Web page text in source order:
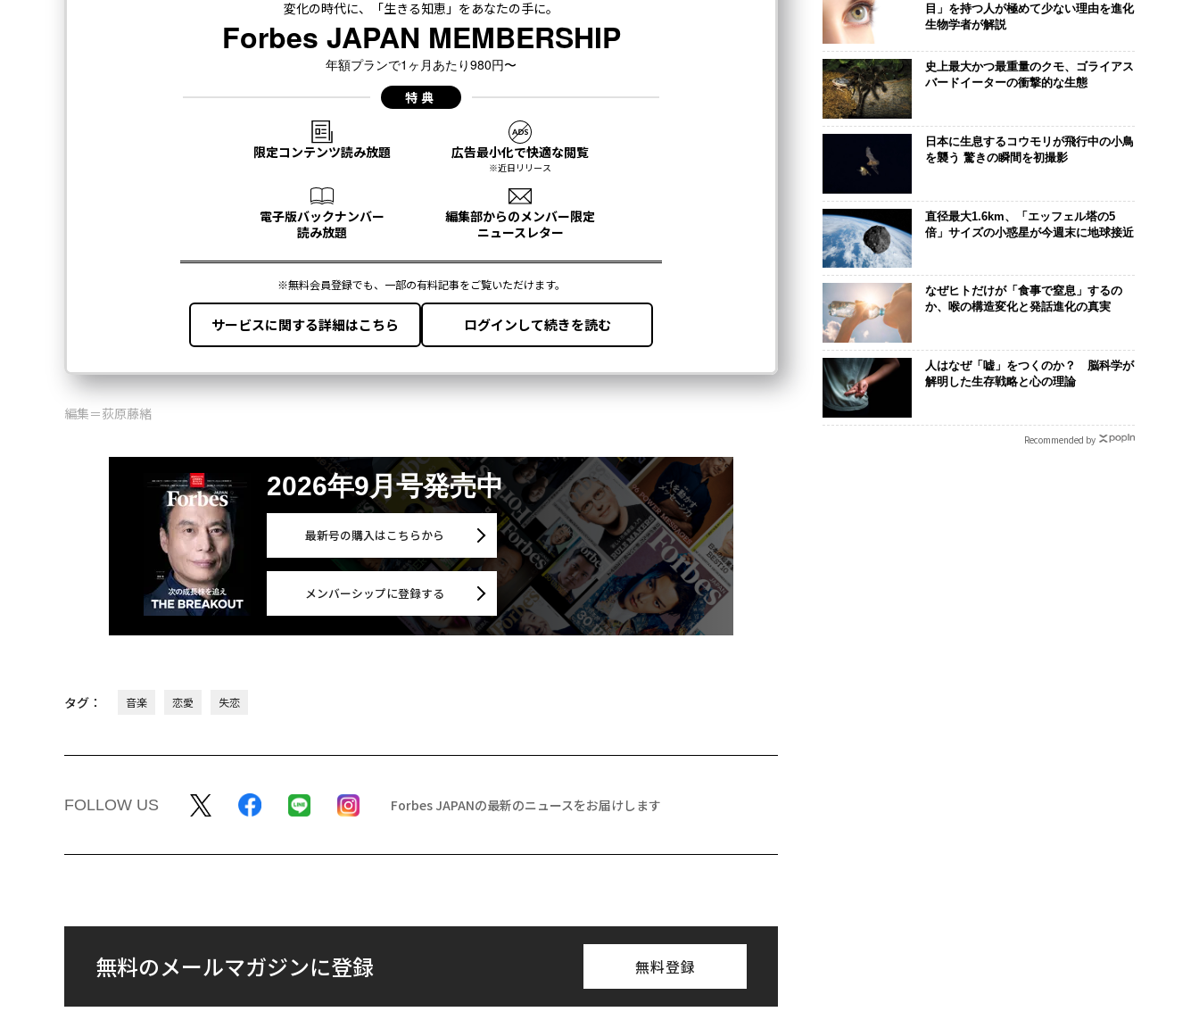
編集＝荻原藤緒
2026年9月号発売中
最新号の購入はこちらから
メンバーシップに登録する
タグ： 音楽 恋愛 失恋
FOLLOW US Forbes JAPANの最新のニュースをお届けします
無料のメールマガジンに登録 無料登録
目」を持つ人が極めて少ない理由を進化
生物学者が解説
史上最大かつ最重量のクモ、ゴライアス
バードイーターの衝撃的な生態
日本に生息するコウモリが飛行中の小鳥
を襲う 驚きの瞬間を初撮影
直径最大1.6km、「エッフェル塔の5
倍」サイズの小惑星が今週末に地球接近
なぜヒトだけが「食事で窒息」するの
か、喉の構造変化と発話進化の真実
人はなぜ「嘘」をつくのか？ 脳科学が
解明した生存戦略と心の理論
Recommended by